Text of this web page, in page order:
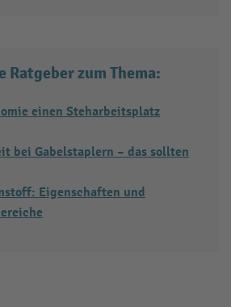
zum Thema:
einen Steharbeitsplatz
bei Gabelstaplern – das sollten
Eigenschaften und